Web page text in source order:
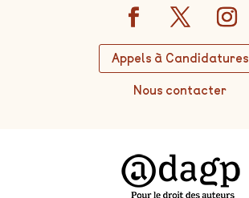
Appels à Candidatures
Nous contacter